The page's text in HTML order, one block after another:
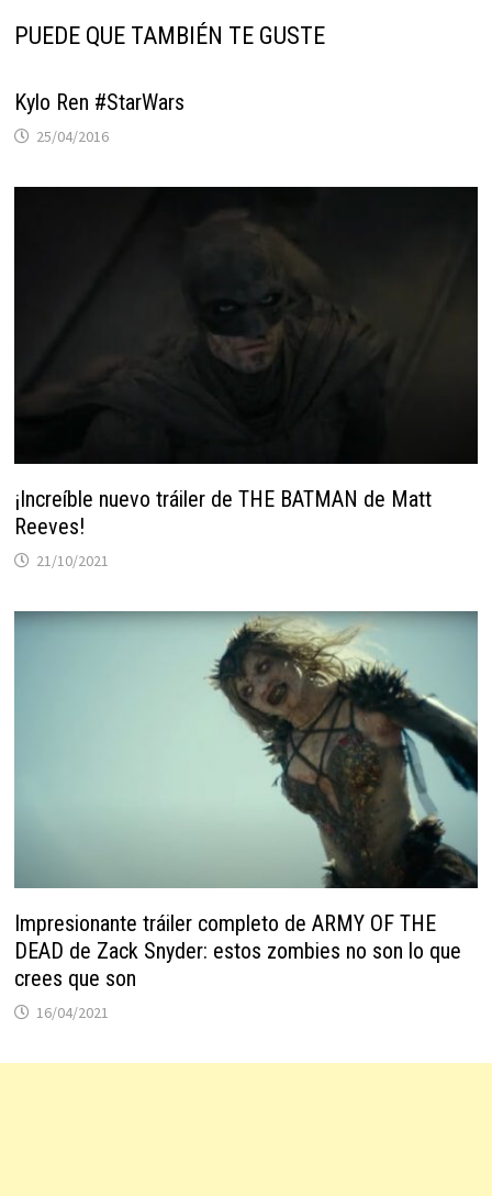
PUEDE QUE TAMBIÉN TE GUSTE
Kylo Ren #StarWars
25/04/2016
¡Increíble nuevo tráiler de THE BATMAN de Matt
Reeves!
21/10/2021
Impresionante tráiler completo de ARMY OF THE
DEAD de Zack Snyder: estos zombies no son lo que
crees que son
16/04/2021